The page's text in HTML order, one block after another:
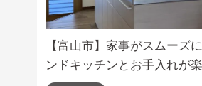
【富山市】家事がスムーズ
ンドキッチンとお手入れが